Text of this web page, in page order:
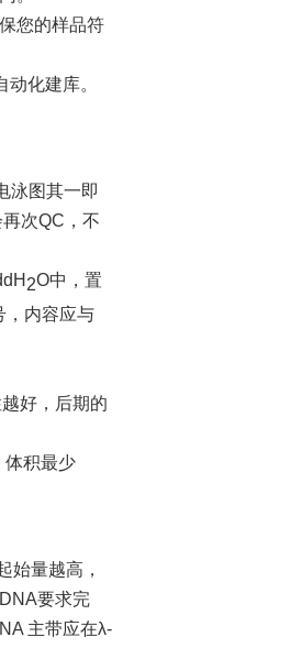
您的样品符
化建库。
泳图其一即
次QC，不
2O中，置
，内容应与
好，后期的
体积最少
量越高，
要求完
主带应在λ‐